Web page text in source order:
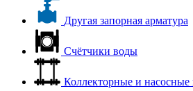
Другая запорная арматура
Счётчики воды
Коллекторные и